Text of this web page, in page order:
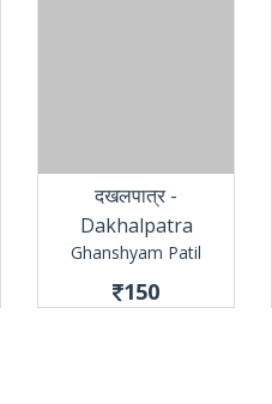
दखलपात्र -
Dakhalpatra
Ghanshyam Patil
150